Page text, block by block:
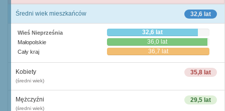
32,6 lat
Średni wiek mieszkańców
Wieś Nieprześnia 32,6 lat
Małopolskie 36,0 lat
Cały kraj 36,7 lat
35,8 lat
Kobiety
(średni wiek)
29,5 lat
Mężczyźni
(średni wiek)